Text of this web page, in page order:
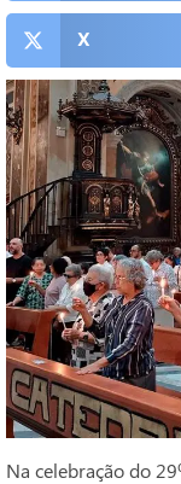
X
Na celebração do